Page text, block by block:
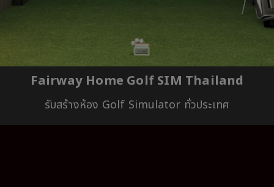
Fairway Home Golf SIM Thailand
รับสร้างห้อง Golf Simulator ทั่วประเทศ